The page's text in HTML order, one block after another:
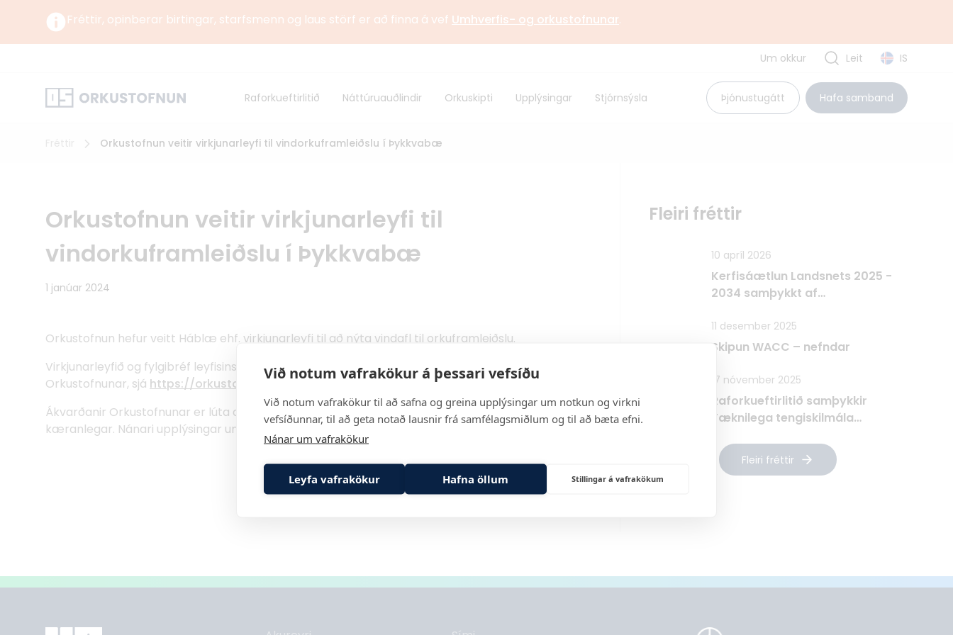
Við notum vafrakökur á þessari vefsíðu
Við notum vafrakökur til að safna og greina upplýsingar um notkun og virkni
vefsíðunnar, til að geta notað lausnir frá samfélagsmiðlum og til að bæta efni.
Nánar um vafrakökur
Leyfa vafrakökur Hafna öllum Stillingar á vafrakökum
Fréttir, opinberar birtingar, starfsmenn og laus störf er að finna á vef Umhverfis- og orkustofnunar.
Um okkur
Orkustofnun starfar undir yfirstjórn Umhverfis-,
Norrænt samstarf
Alþjóðlegt samstarf
Uppbyggingarsjóður EES
Pólland
Um okkur Leit IS
Raforkueftirlitið Náttúruauðlindir Orkuskipti Upplýsingar Stjórnsýsla Þjónustugátt Hafa samband
Orkustofnun veitir virkjunarleyfi til vindorkuframleiðslu í Þykkvabæ
Orkustofnun veitir virkjunarleyfi til
vindorkuframleiðslu í Þykkvabæ
1 janúar 2024
Orkustofnun hefur veitt Háblæ ehf. virkjunarleyfi til að nýta vindafl til orkuframleiðslu.
Virkjunarleyfið og fylgibréf leyfisins er að finna á vef
Orkustofnunar, sjá https://orkustofnun.is/licenses/OS-2023-L014-01 .
Ákvarðanir Orkustofnunar er lúta að veitingu, endurskoðun eða afturköllun virkjunarleyfa eru
kæranlegar. Nánari upplýsingar um kæruleiðir er að finna í leyfinu.
Fleiri fréttir
10 apríl 2026
Kerfisáætlun Landsnets 2025 -
2034 samþykkt af
11 desember 2025
Skipun WACC – nefndar
17 nóvember 2025
Raforkueftirlitið samþykkir
Tæknilega tengiskilmála
Fleiri fréttir